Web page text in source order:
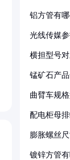
铝方管有
光线传媒
横担型号
锰矿石产
曲臂车规
配电柜母
膨胀螺丝
镀锌方管